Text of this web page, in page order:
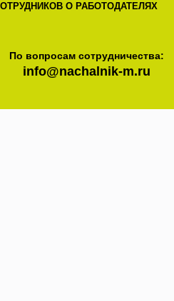
О РАБОТОДАТЕЛЯХ
По вопросам сотрудничества:
info@nachalnik-m.ru